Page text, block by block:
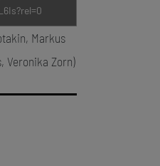
Markus
Veronika Zorn)